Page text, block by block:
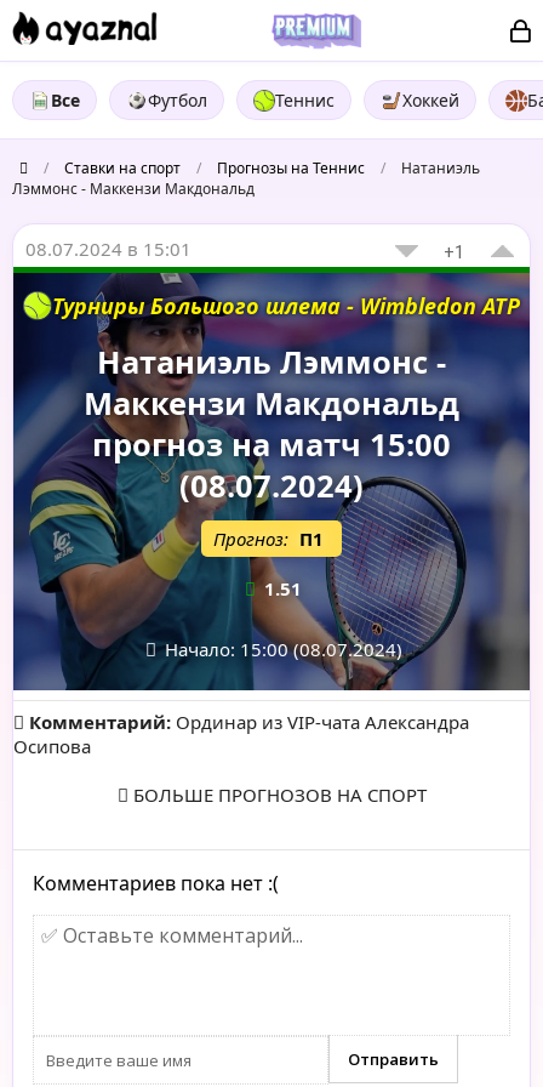
Все Футбол Теннис Хоккей
/ Ставки на спорт / Прогнозы на Теннис /
Натаниэль
Лэммонс - Маккензи Макдональд
08.07.2024 в 15:01 +1
Турниры Большого шлема - Wimbledon ATP
Натаниэль Лэммонс -
Маккензи Макдональд
прогноз на матч 15:00
(08.07.2024)
Прогноз: П1
1.51
Начало: 15:00 (08.07.2024)
Комментарий: Ординар из VIP-чата Александра
Осипова
БОЛЬШЕ ПРОГНОЗОВ НА СПОРТ
Комментариев пока нет :(